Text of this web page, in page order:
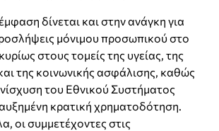
έμφαση δίνεται και στην ανάγκη για
μόνιμου προσωπικού στο
στους τομείς της υγείας, της
της κοινωνικής ασφάλισης, καθώς
του Εθνικού Συστήματος
κρατική χρηματοδότηση.
οι συμμετέχοντες στις